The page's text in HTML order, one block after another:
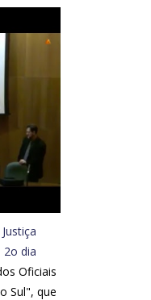
2o dia
Oficiais
Sul", que